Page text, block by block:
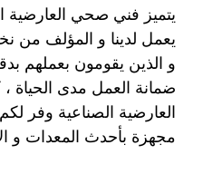
يتميز فني صحي العارضية
يعمل لدينا و المؤلف من
و الذين يقومون بعملهم
ضمانة العمل مدى
العارضية الصناعية وفر
مجهزة بأحدث المعدات و